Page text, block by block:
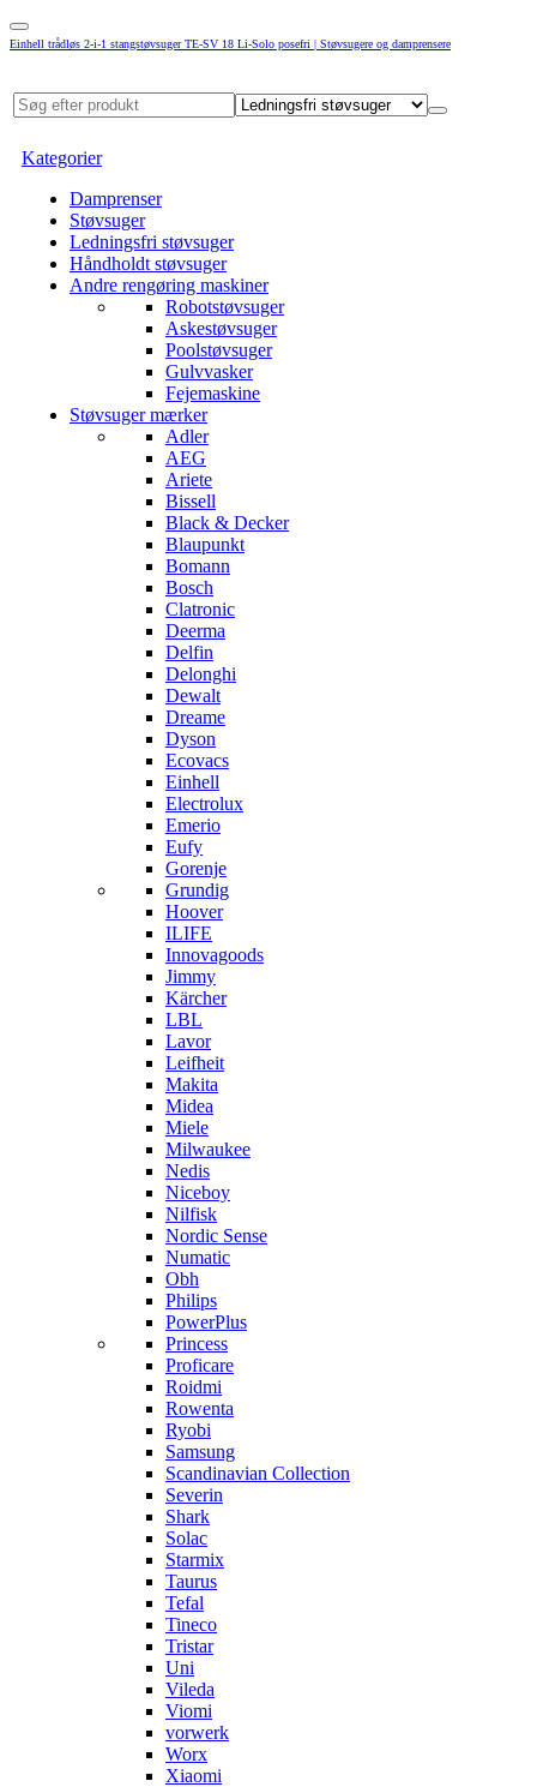
Einhell trådløs 2-i-1 stangstøvsuger TE-SV 18 Li-Solo posefri | Støvsugere og damprensere
Kategorier
Damprenser
Støvsuger
Ledningsfri støvsuger
Håndholdt støvsuger
Andre rengøring maskiner
Robotstøvsuger
Askestøvsuger
Poolstøvsuger
Gulvvasker
Fejemaskine
Støvsuger mærker
Adler
AEG
Ariete
Bissell
Black & Decker
Blaupunkt
Bomann
Bosch
Clatronic
Deerma
Delfin
Delonghi
Dewalt
Dreame
Dyson
Ecovacs
Einhell
Electrolux
Emerio
Eufy
Gorenje
Grundig
Hoover
ILIFE
Innovagoods
Jimmy
Kärcher
LBL
Lavor
Leifheit
Makita
Midea
Miele
Milwaukee
Nedis
Niceboy
Nilfisk
Nordic Sense
Numatic
Obh
Philips
PowerPlus
Princess
Proficare
Roidmi
Rowenta
Ryobi
Samsung
Scandinavian Collection
Severin
Shark
Solac
Starmix
Taurus
Tefal
Tineco
Tristar
Uni
Vileda
Viomi
vorwerk
Worx
Xiaomi